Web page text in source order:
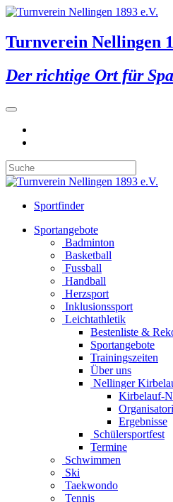
Turnverein Nellingen
Der richtige Ort für
Sportfinder
Sportangebote
Badminton
Basketball
Fussball
Handball
Herzsport
Inklusionssport
Leichtathletik
Bestenliste &
Sportangebote
Trainingszeiten
Über uns
Nellinger
Kirbelauf-
Ergebnisse
Schülersportfest
Termine
Schwimmen
Ski
Taekwondo
Tennis